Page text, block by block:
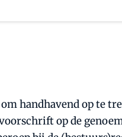
handhavend op te
op de